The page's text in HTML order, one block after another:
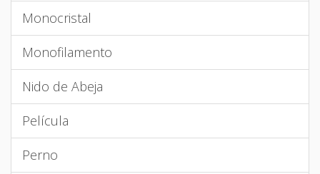
Monocristal
Monofilamento
Nido de Abeja
Película
Perno